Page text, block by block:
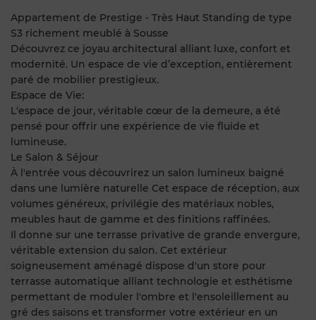
Appartement de Prestige - Très Haut Standing de type
S3 richement meublé à Sousse
Découvrez ce joyau architectural alliant luxe, confort et
modernité. Un espace de vie d’exception, entièrement
paré de mobilier prestigieux.
Espace de Vie:
L'espace de jour, véritable cœur de la demeure, a été
pensé pour offrir une expérience de vie fluide et
lumineuse.
Le Salon & Séjour
À l'entrée vous découvrirez un salon lumineux baigné
dans une lumière naturelle Cet espace de réception, aux
volumes généreux, privilégie des matériaux nobles,
meubles haut de gamme et des finitions raffinées.
Il donne sur une terrasse privative de grande envergure,
véritable extension du salon. Cet extérieur
soigneusement aménagé dispose d'un store pour
terrasse automatique alliant technologie et esthétisme
permettant de moduler l'ombre et l'ensoleillement au
gré des saisons et transformer votre extérieur en un